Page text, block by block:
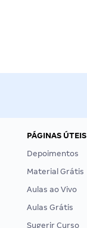
PÁGINAS ÚTEIS
Depoimentos
Material Grátis
Aulas ao Vivo
Aulas Grátis
Sugerir Curso